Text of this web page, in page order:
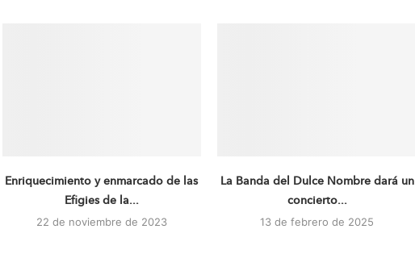
Enriquecimiento y enmarcado de las
Efigies de la...
22 de noviembre de 2023
La Banda del Dulce Nombre dará un
concierto...
13 de febrero de 2025